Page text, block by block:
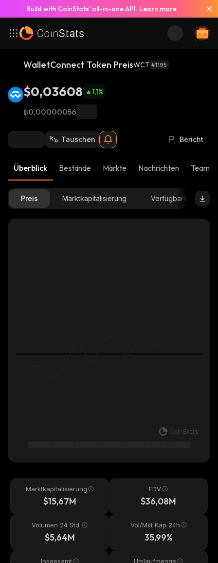
Build with CoinStats’ all-in-one API. Learn more
WalletConnect Token PreisWCT #1195
$0,03608 1,1%
฿0,00000056
Tauschen Bericht
Überblick Bestände Märkte Nachrichten Team-
Preis Marktkapitalisierung Verfügbare Menge
Marktkapitalisierung
$15,67M
FDV
$36,08M
Volumen 24 Std.
$5,64M
Vol/Mkt Kap 24h
35,99%
Insgesamt Umlaufmenge